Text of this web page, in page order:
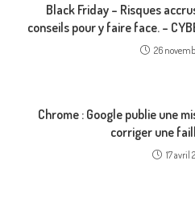
Black Friday – Risques
conseils pour y faire face. –
26
Chrome : Google publie une
corriger une
17 avril